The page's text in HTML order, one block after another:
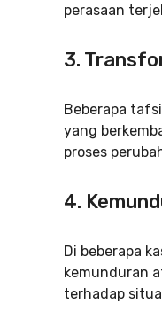
perasaan
3.
Beberapa
yang
proses
4.
Di beberapa
kemunduran
terhadap